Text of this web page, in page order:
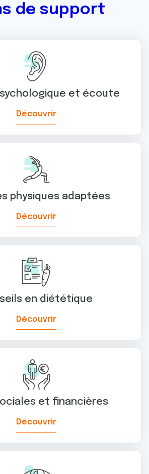
de support
et écoute
Découvrir
physiques adaptées
Découvrir
en diététique
Découvrir
et financières
Découvrir